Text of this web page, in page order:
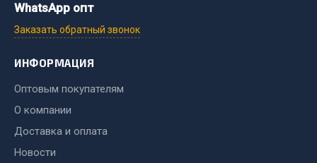
Система питания
Система выпуска газа
Коробка передач
Рулевое управление
Тормозная система
Показать ещё
WhatsApp опт
Заказать обратный звонок
ИНФОРМАЦИЯ
Оптовым покупателям
О компании
Доставка и оплата
Новости